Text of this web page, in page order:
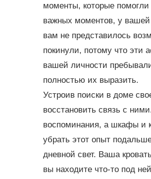
моменты, которые
важных моментов, у вашей
вам не представилось
покинули, потому что эти
вашей личности
полностью их выразить.
Устроив поиски в доме
восстановить связь с
воспоминания, а шкафы и
убрать этот опыт
дневной свет. Ваша
вы находите что-то под